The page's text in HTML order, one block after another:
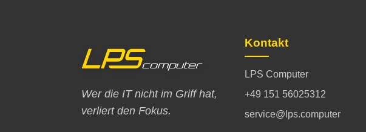
Wer die IT nicht im Griff hat,
verliert den Fokus.
Kontakt
LPS Computer
+49 151 56025312
service@lps.computer